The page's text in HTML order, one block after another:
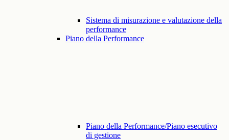
Sistema di misurazione e valutazione della
performance
Piano della Performance
Piano della Performance/Piano esecutivo
di gestione